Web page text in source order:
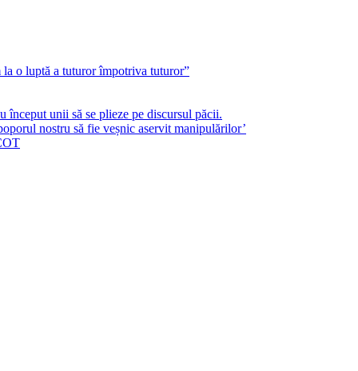
o luptă a tuturor împotriva tuturor”
unii să se plieze pe discursul păcii.
nostru să fie veșnic aservit manipulărilor’